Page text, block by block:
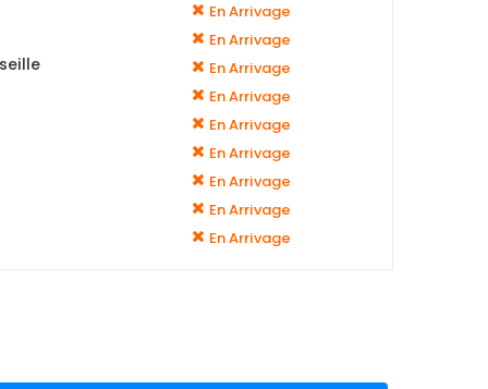
En Arrivage
En Arrivage
En Arrivage
En Arrivage
En Arrivage
En Arrivage
En Arrivage
En Arrivage
En Arrivage